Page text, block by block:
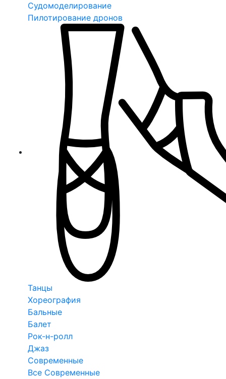
Судомоделирование
Пилотирование дронов
Танцы
Хореография
Бальные
Балет
Рок-н-ролл
Джаз
Современные
Все Современные